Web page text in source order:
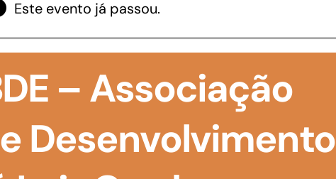
realizar obras, dentre outros serviços
Este evento já passou.
– Associação
Desenvolvimento